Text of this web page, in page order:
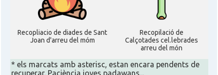
Recopliacio de diades de Sant
Joan d'arreu del móm
Recopilació de
Calçotades cel.lebrades
arreu del món
* els marcats amb asterisc, estan encara pendents de
recuperar. Paciència joves padawans...